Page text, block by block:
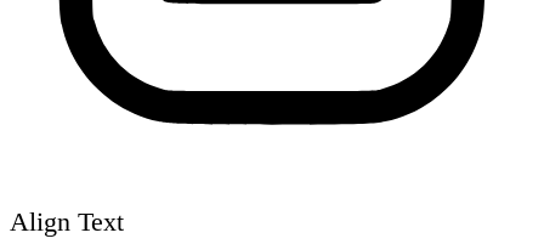
Align Text